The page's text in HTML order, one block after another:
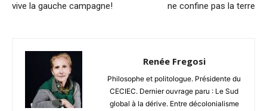
vive la gauche campagne!
ne confine pas la terre
Renée Fregosi
Philosophe et politologue. Présidente du
CECIEC. Dernier ouvrage paru : Le Sud
global à la dérive. Entre décolonialisme